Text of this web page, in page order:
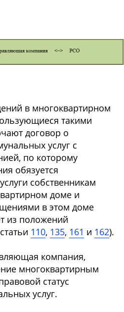
в многоквартирном
такими
договор о
услуг с
по которому
обязуется
собственникам
доме и
в этом доме
из положений
110, 135, 161 и 162).
компания,
многоквартирным
статус
услуг.